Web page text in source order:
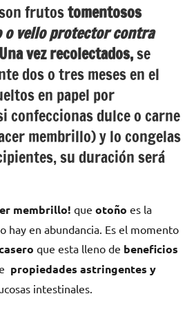
frutostomentosos
vello protector contra
vez recolectados,se
dos o tres meses en el
en papel por
confeccionas dulce o carne
membrillo) y lo congelas
su duración será
membrillo! que otoño es la
hay en abundancia. Es el momento
que esta lleno de beneficios
propiedades astringentes y
intestinales.